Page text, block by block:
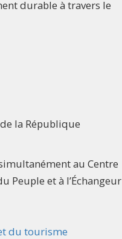
durable à travers le
la République
au Centre
Peuple et à l’Échangeur
du tourisme